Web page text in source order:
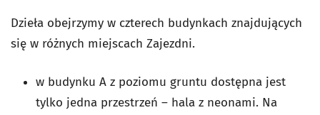
Dzieła obejrzymy w czterech budynkach znajdujących
się w różnych miejscach Zajezdni.
w budynku A z poziomu gruntu dostępna jest
tylko jedna przestrzeń – hala z neonami. Na